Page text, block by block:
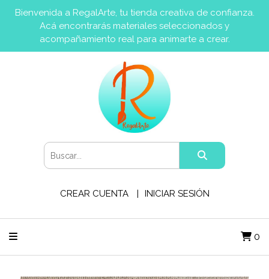
Bienvenida a RegalArte, tu tienda creativa de confianza.
Acá encontrarás materiales seleccionados y
acompañamiento real para animarte a crear.
CREAR CUENTA INICIAR SESIÓN
0